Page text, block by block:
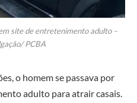
site de entretenimento adulto –
PCBA
o homem se passava por
adulto para atrair casais.